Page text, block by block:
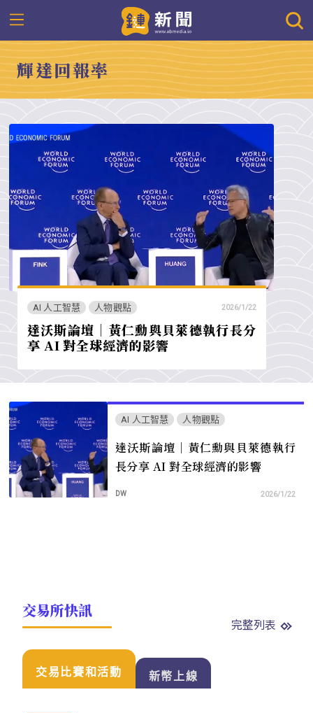
輝達回報率
AI 人工智慧 人物觀點 2026/1/22
達沃斯論壇｜黃仁勳與貝萊德執行長分
享 AI 對全球經濟的影響
AI 人工智慧 人物觀點
達沃斯論壇｜黃仁勳與貝萊德執行
長分享 AI 對全球經濟的影響
DW 2026/1/22
交易所快訊
完整列表
交易比賽和活動 新幣上線